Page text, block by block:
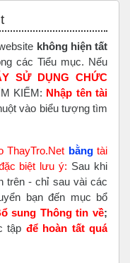
không hiện tất
các Tiểu mục. Nếu
SỬ DỤNG CHỨC
KIẾM: Nhập tên tài
vào biểu tượng tìm
ThayTro.Net bằngtài
biệt lưu ý: Sau khi
trên - chỉ sau vài các
bạn đến mục bổ
sung Thông tin về;
tập để hoàn tấtquá